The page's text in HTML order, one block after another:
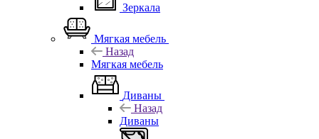
Зеркала
Мягкая мебель
Назад
Мягкая мебель
Диваны
Назад
Диваны